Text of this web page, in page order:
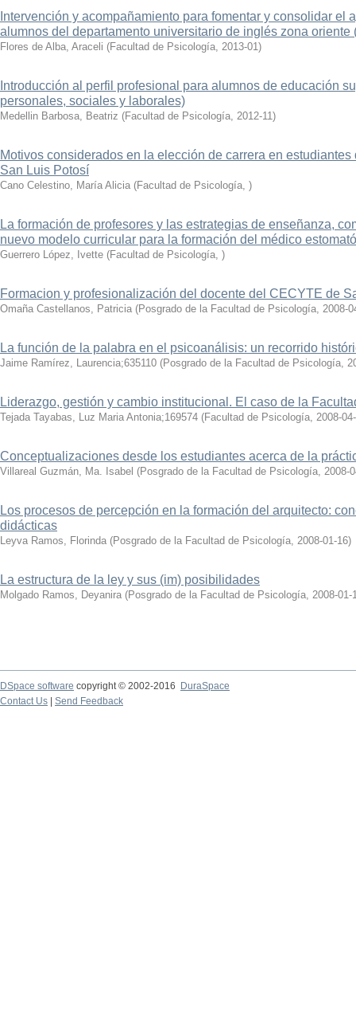
Intervención y acompañamiento para fomentar y consolidar el
alumnos del departamento universitario de inglés zona oriente
Flores de Alba, Araceli (Facultad de Psicología, 2013-01)
Introducción al perfil profesional para alumnos de educación
personales, sociales y laborales)
Medellin Barbosa, Beatriz (Facultad de Psicología, 2012-11)
Motivos considerados en la elección de carrera en
San Luis Potosí
Cano Celestino, María Alicia (Facultad de Psicología, )
La formación de profesores y las estrategias de enseñanza,
nuevo modelo curricular para la formación del médico
Guerrero López, Ivette (Facultad de Psicología, )
Formacion y profesionalización del docente del CECYTE de
Omaña Castellanos, Patricia (Posgrado de la Facultad de Psicología, 2008-
La función de la palabra en el psicoanálisis: un recorrido
Jaime Ramírez, Laurencia;635110 (Posgrado de la Facultad de Psicología,
Liderazgo, gestión y cambio institucional. El caso de la
Tejada Tayabas, Luz Maria Antonia;169574 (Facultad de Psicología, 2008-
Conceptualizaciones desde los estudiantes acerca de la
Villareal Guzmán, Ma. Isabel (Posgrado de la Facultad de Psicología, 2008-
Los procesos de percepción en la formación del arquitecto:
didácticas
Leyva Ramos, Florinda (Posgrado de la Facultad de Psicología, 2008-01-16)
La estructura de la ley y sus (im) posibilidades
Molgado Ramos, Deyanira (Posgrado de la Facultad de Psicología, 2008-01-
DSpace software copyright © 2002-2016
DuraSpace
Contact Us
Send Feedback